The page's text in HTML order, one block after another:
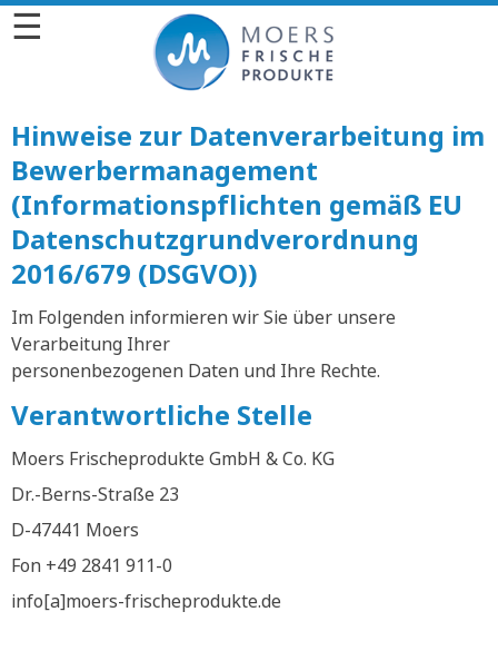
☰
Hinweise zur Datenverarbeitung im
Bewerbermanagement
(Informationspflichten gemäß EU
Datenschutzgrundverordnung
2016/679 (DSGVO))
Im Folgenden informieren wir Sie über unsere
Verarbeitung Ihrer
personenbezogenen Daten und Ihre Rechte.
Verantwortliche Stelle
Moers Frischeprodukte GmbH & Co. KG
Dr.-Berns-Straße 23
D-47441 Moers
Fon +49 2841 911-0
info[a]moers-frischeprodukte.de